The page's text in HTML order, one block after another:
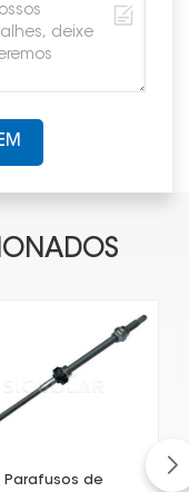
Parafusos de